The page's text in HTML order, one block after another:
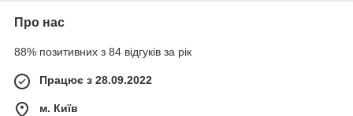
Про нас
88% позитивних з 84 відгуків за рік
Працює з 28.09.2022
м. Київ